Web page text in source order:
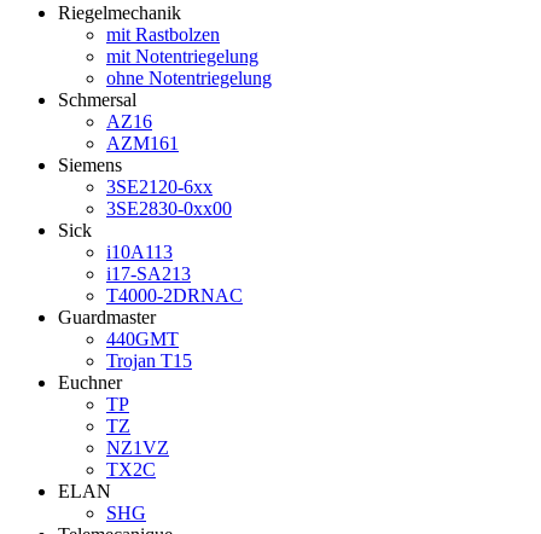
Riegelmechanik
mit Rastbolzen
mit Notentriegelung
ohne Notentriegelung
Schmersal
AZ16
AZM161
Siemens
3SE2120-6xx
3SE2830-0xx00
Sick
i10A113
i17-SA213
T4000-2DRNAC
Guardmaster
440GMT
Trojan T15
Euchner
TP
TZ
NZ1VZ
TX2C
ELAN
SHG